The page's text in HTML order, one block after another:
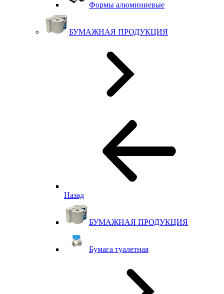
Формы алюминиевые
БУМАЖНАЯ ПРОДУКЦИЯ
Назад
БУМАЖНАЯ ПРОДУКЦИЯ
Бумага туалетная